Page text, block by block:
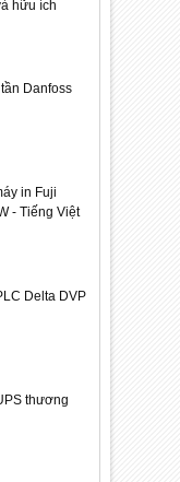
hữu ích
Danfoss
in Fuji
- Tiếng Việt
Delta DVP
thương